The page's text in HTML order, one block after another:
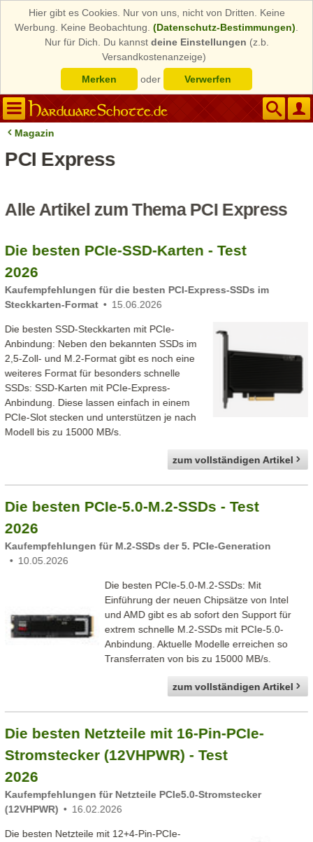
Hier gibt es Cookies. Nur von uns, nicht von Dritten. Keine
Werbung. Keine Beobachtung. (Datenschutz-Bestimmungen)
Nur für Dich. Du kannst deine Einstellungen (z.b.
Versandkostenanzeige)
Merken
oder Verwerfen
Magazin
PCI Express
Alle Artikel zum Thema PCI Express
Die besten PCIe-SSD-Karten - Test
2026
Kaufempfehlungen für die besten PCI-Express-SSDs im
Steckkarten-Format
15.06.2026
Die besten SSD-Steckkarten mit PCIe-
Anbindung: Neben den bekannten SSDs im
2,5-Zoll- und M.2-Format gibt es noch eine
weiteres Format für besonders schnelle
SSDs: SSD-Karten mit PCIe-Express-
Anbindung. Diese lassen einfach in einem
PCIe-Slot stecken und unterstützen je nach
Modell bis zu 15000 MB/s.
zum vollständigen Artikel
Die besten PCIe-5.0-M.2-SSDs - Test
2026
Kaufempfehlungen für M.2-SSDs der 5. PCIe-Generation
10.05.2026
Die besten PCIe-5.0-M.2-SSDs: Mit
Einführung der neuen Chipsätze von Intel
und AMD gibt es ab sofort den Support für
extrem schnelle M.2-SSDs mit PCIe-5.0-
Anbindung. Aktuelle Modelle erreichen so
Transferraten von bis zu 15000 MB/s.
zum vollständigen Artikel
Die besten Netzteile mit 16-Pin-PCIe-
Stromstecker (12VHPWR) - Test
2026
Kaufempfehlungen für Netzteile PCIe5.0-Stromstecker
(12VHPWR)
16.02.2026
Die besten Netzteile mit 12+4-Pin-PCIe-